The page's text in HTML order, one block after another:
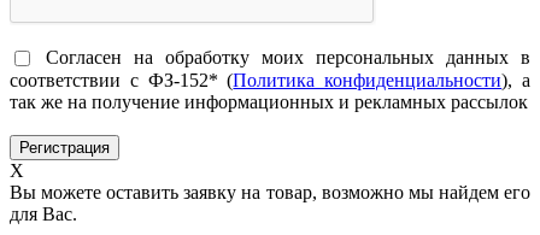
Согласен на обработку моих персональных данных в
соответствии с ФЗ-152* (Политика конфиденциальности), а
так же на получение информационных и рекламных рассылок
X
Вы можете оставить заявку на товар, возможно мы найдем его
для Вас.